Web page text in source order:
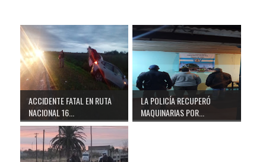
ACCIDENTE FATAL EN RUTA
NACIONAL 16...
LA POLICÍA RECUPERÓ
MAQUINARIAS POR...